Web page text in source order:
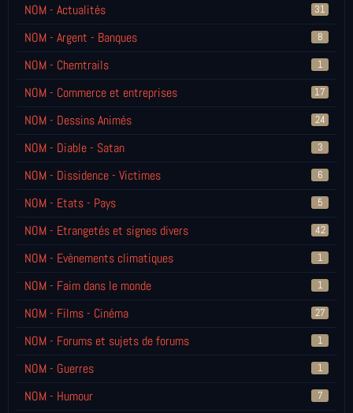
NOM - Actualités 31
NOM - Argent - Banques 8
NOM - Chemtrails 1
NOM - Commerce et entreprises 17
NOM - Dessins Animés 24
NOM - Diable - Satan 3
NOM - Dissidence - Victimes 6
NOM - Etats - Pays 5
NOM - Etrangetés et signes divers 42
NOM - Evènements climatiques 1
NOM - Faim dans le monde 1
NOM - Films - Cinéma 27
NOM - Forums et sujets de forums 1
NOM - Guerres 1
NOM - Humour 7